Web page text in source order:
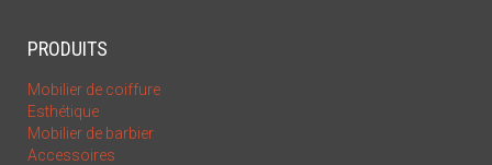
PRODUITS
Mobilier de coiffure
Esthétique
Mobilier de barbier
Accessoires